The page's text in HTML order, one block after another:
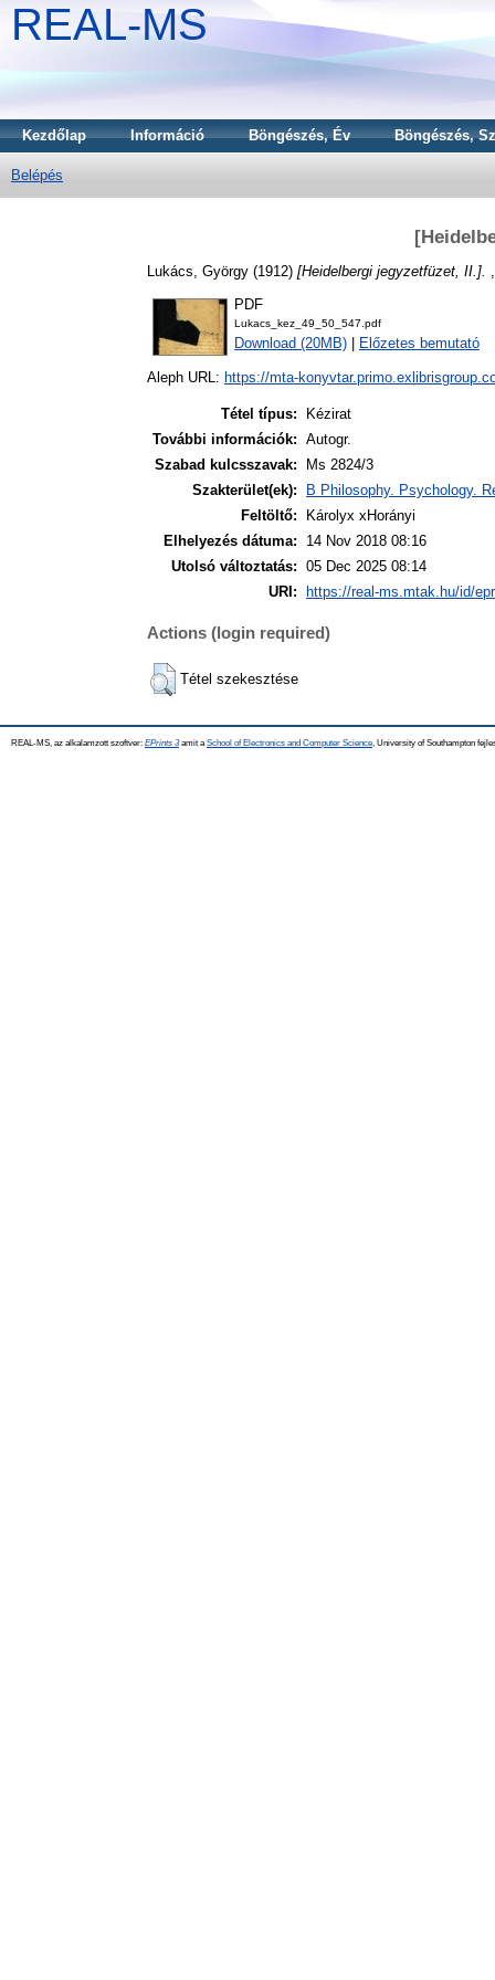
REAL-MS
Kezdőlap Információ Böngészés, Év Böngészés,
Belépés
Lukács, György (1912) [Heidelbergi jegyzetfüzet, II.].
PDF
Lukacs_kez_49_50_547.pdf
Download (20MB) Előzetes bemutató
Aleph URL: https://mta-
Tétel típus:
Kézirat
További információk: Autogr.
Szabad kulcsszavak:
Ms 2824/3
Szakterület(ek):
B Philosophy. Psychology.
Feltöltő:
Károlyx xHorányi
Elhelyezés dátuma:
14 Nov 2018 08:16
Utolsó változtatás: 05 Dec 2025 08:14
URI:
https://real-ms.mtak.hu/id/
Actions (login required)
Tétel szekesztése
REAL-MS, az alkalamzott szoftver: EPrints 3amit a School of Electronics and Computer Science , University of Southampton